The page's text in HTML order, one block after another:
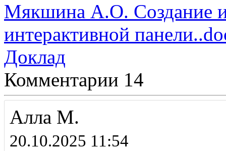
Мякшина А.О. Создание
интерактивной
Доклад
Комментарии 14
Алла М.
20.10.2025 11:54